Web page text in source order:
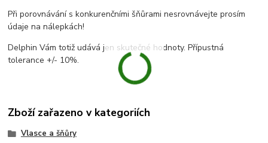
Při porovnávání s konkurenčními šňůrami nesrovnávejte prosím
údaje na nálepkách!
Delphin Vám totiž udává jen skutečné hodnoty. Přípustná
tolerance +/- 10%.
Zboží zařazeno v kategoriích
Vlasce a šňůry